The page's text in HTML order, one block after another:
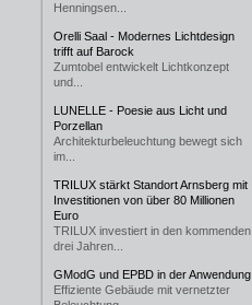
Henningsen...
Orelli Saal - Modernes Lichtdesign
trifft auf Barock
Zumtobel entwickelt Lichtkonzept
und...
LUNELLE - Poesie aus Licht und
Porzellan
Architekturbeleuchtung bewegt sich
im...
TRILUX stärkt Standort Arnsberg mit
Investitionen von über 80 Millionen
Euro
TRILUX investiert in den kommenden
drei Jahren...
GModG und EPBD in der Anwendung
Effiziente Gebäude mit vernetzter